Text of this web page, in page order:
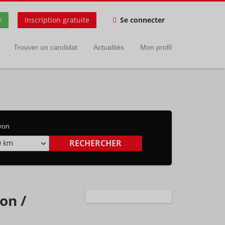
Trouver un candidat Actualités Mon profil
Inscription gratuite Se connecter
km
/